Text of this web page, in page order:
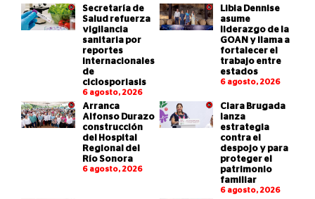
Secretaría de
Salud refuerza
vigilancia
sanitaria por
reportes
internacionales
de
ciclosporiasis
6 agosto, 2026
Libia Dennise
asume
liderazgo de la
GOAN y llama a
fortalecer el
trabajo entre
estados
6 agosto, 2026
Arranca
Alfonso Durazo
construcción
del Hospital
Regional del
Río Sonora
6 agosto, 2026
Clara Brugada
lanza
estrategia
contra el
despojo y para
proteger el
patrimonio
familiar
6 agosto, 2026